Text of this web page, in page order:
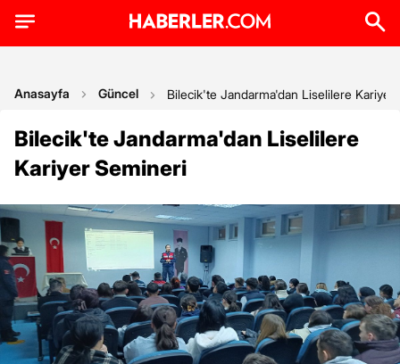
Anasayfa Güncel Bilecik'te Jandarma'dan Liselilere Kariyer
Bilecik'te Jandarma'dan Liselilere
Kariyer Semineri